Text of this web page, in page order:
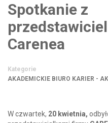
Spotkanie z
Carenea
Kategorie
AKADEMICKIE BIURO KARIER -
W czwartek, 20 kwietnia,